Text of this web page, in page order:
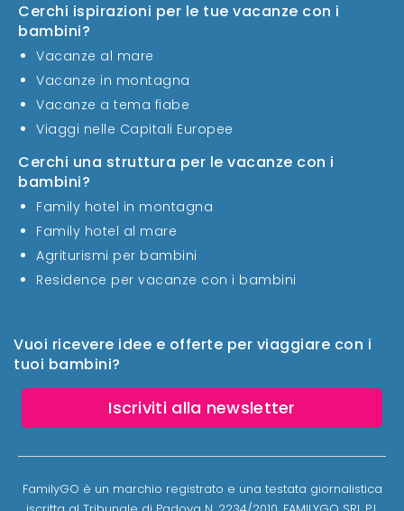
Vuoi ricevere idee e offerte per viaggiare con i
tuoi bambini?
Iscriviti alla newsletter
Cerchi ispirazioni per le tue vacanze con i
bambini?
Vacanze al mare
Vacanze in montagna
Vacanze a tema fiabe
Viaggi nelle Capitali Europee
Cerchi una struttura per le vacanze con i
bambini?
Family hotel in montagna
Family hotel al mare
Agriturismi per bambini
Residence per vacanze con i bambini
FamilyGO è un marchio registrato e una testata giornalistica